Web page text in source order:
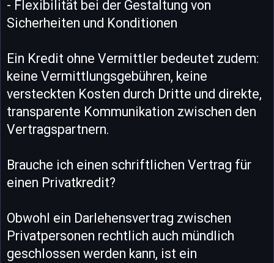
- Flexibilität bei der Gestaltung von
Sicherheiten und Konditionen
Ein Kredit ohne Vermittler bedeutet zudem:
keine Vermittlungsgebühren, keine
versteckten Kosten durch Dritte und direkte,
transparente Kommunikation zwischen den
Vertragspartnern.
Brauche ich einen schriftlichen Vertrag für
einen Privatkredit?
Obwohl ein Darlehensvertrag zwischen
Privatpersonen rechtlich auch mündlich
geschlossen werden kann, ist ein